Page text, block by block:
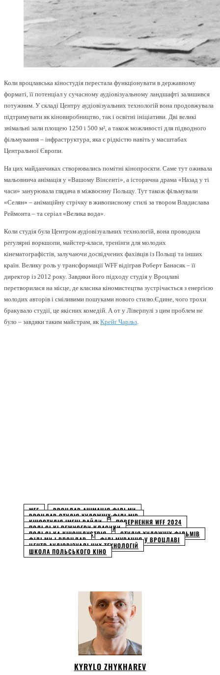
Коли вроцлавська кіностудія перестала функціонувати в державному
форматі, її потенціал у сучасному аудіовізуальному ландшафті залишився
потужним. У складі Центру аудіовізуальних технологій вона продовжувала
підтримувати як кіновиробництво, так і освітні ініціативи. Дві великі
знімальні зали площею 1250 і 500 м², а також можливості для підводного
фільмування – інфраструктура, яка є рідкістю навіть у масштабах
Центральної Європи.
На цих майданчиках створювались помітні кінопроєкти. Саме тут оживала
мальовнича анімація у «Вашому Вінсенті», а історична драма «Назад у ті
часи» занурювала глядача в міжвоєнну Польщу. Тут також фільмували
«Селян» – анімаційну стрічку в живописному стилі за твором Владислава
Реймонта – та серіал «Велика вода».
Коли студія була Центром аудіовізуальних технологій, вона проводила
регулярні воркшопи, майстер-класи, тренінги для молодих
кінематографістів, залучаючи досвідчених фахівців із Польщі та інших
країн. Велику роль у трансформації WFF відіграв Роберт Банасяк – її
директор із 2012 року. Завдяки його підходу студія у Вроцлаві
перетворилася на місце, де класика кіномистецтва зустрічається з енергією
молодих авторів і сміливими пошуками нового стилю.Єдине, чого трохи
бракувало студії, це якісних комедій. А от у Ліверпулі з цим проблем не
було – завдяки таким майстрам, як Крейґ Чарльз.
WFF ВРОЦЛАВ АНІМАЦІЯ ФІЛЬМИ
ВРОЦЛАВ СТУДІЯ ХУДОЖНІХ ФІЛЬМІВ
КІНОСТУДІЯ ІМЕНІ ВАЙДИ ПОВЕРНЕННЯ WFF 2024
ПОЛЬСЬКІ РЕЖИСЕРИ КЛАСИКИ
ПОЛЬСЬКА КІНОІНДУСТРІЯ СТУДІЯ ХУДОЖНІХ ФІЛЬМІВ
ФІЛЬМИ І ВРОЦЛАВ ФІЛЬМУВАННЯ У ВРОЦЛАВІ
ЦЕНТР АУДІОВІЗУАЛЬНИХ ТЕХНОЛОГІЙ
ШКОЛА ПОЛЬСЬКОГО КІНО
KYRYLO ZHYKHAREV